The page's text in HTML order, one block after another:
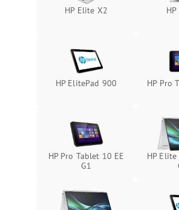
Проблемы с механикой
Кнопки и органы управления
HP Elite X2
HP ElitePad 900 HP Pro
HP Pro Tablet 10 EE
G1
HP